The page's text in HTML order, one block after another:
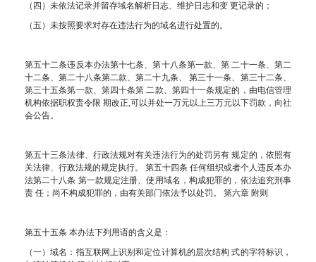
（四）未依法记录并留存域名解析日志、维护日志和变 更记录的；
（五）未按照要求对存在违法行为的域名进行处置的。
第五十二条违反本办法第十七条、第十八条第一款、第 二十一条、第二
十二条、第二十八条第二款、第二十九条、 第三十一条、第三十二条、
第三十五条第一款、第四十条第 二款、第四十一条规定的，由电信管理
机构依据职权责令限 期改正,可以并处一万元以上三万元以下罚款，向社
会公告。
第五十三条法律、行政法规对有关违法行为的处罚另有 规定的，依照有
关法律、行政法规的规定执行。 第五十四条 任何组织或者个人违反本办
法第二十八条 第一款规定注册、使用域名，构成犯罪的，依法追究刑事
责 任；尚不构成犯罪的，由有关部门依法予以处罚。 第六章 附则
第五十五条 本办法下列用语的含义是：
（一）域名：指互联网上识别和定位计算机的层次结构 式的字符标识，